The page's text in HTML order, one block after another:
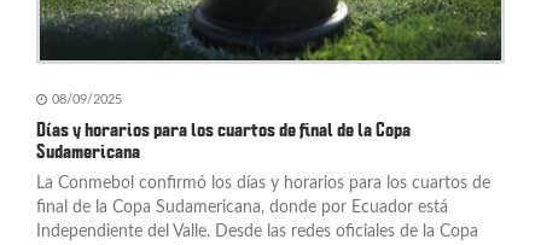
r
a
d
a
s
08/09/2025
Días y horarios para los cuartos de final de la Copa
Sudamericana
La Conmebol confirmó los días y horarios para los cuartos de
final de la Copa Sudamericana, donde por Ecuador está
Independiente del Valle. Desde las redes oficiales de la Copa